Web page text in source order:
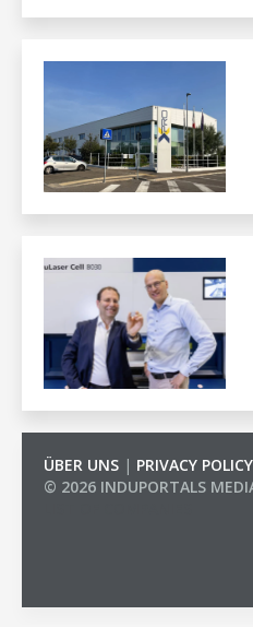
ÜBER UNS | PRIVACY POLICY
© 2026 INDUPORTALS